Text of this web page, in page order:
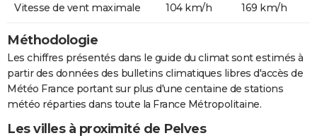
Vitesse de vent maximale 104 km/h 169 km/h
Méthodologie
Les chiffres présentés dans le guide du climat sont estimés à
partir des données des bulletins climatiques libres d'accès de
Météo France portant sur plus d'une centaine de stations
météo réparties dans toute la France Métropolitaine.
Les villes à proximité de Pelves